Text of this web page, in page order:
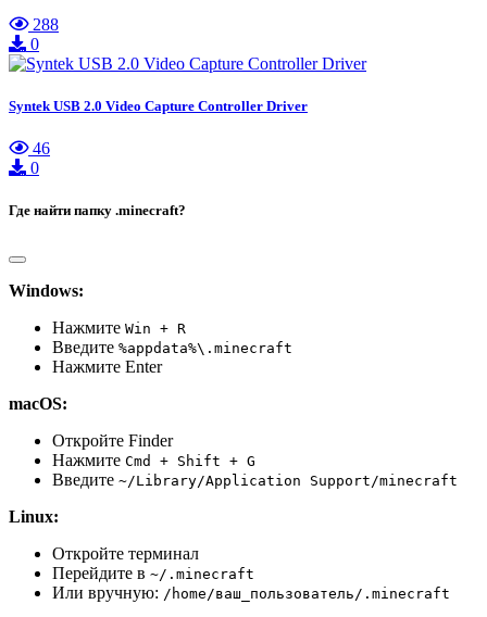
288
0
Syntek USB 2.0 Video Capture Controller Driver
46
0
Где найти папку .minecraft?
Windows:
Нажмите Win + R
Введите %appdata%\.minecraft
Нажмите Enter
macOS:
Откройте Finder
Нажмите Cmd + Shift + G
Введите ~/Library/Application Support/minecraft
Linux:
Откройте терминал
Перейдите в ~/.minecraft
Или вручную: /home/ваш_пользователь/.minecraft